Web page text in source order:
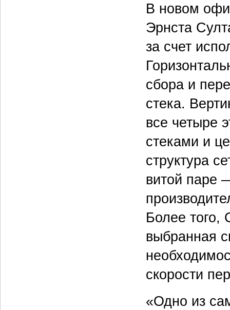
В новом
Эрнста
за счет
сбора и
стека.
все четыре
стеками и
структура
витой паре
Более того,
выбранная
скорости
«Одно из